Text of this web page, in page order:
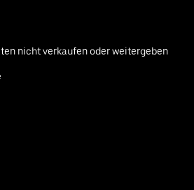
nicht verkaufen oder weitergeben